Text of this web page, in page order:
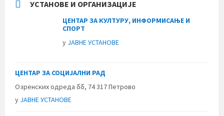
УСТАНОВЕ И ОРГАНИЗАЦИЈЕ
ЦЕНТАР ЗА КУЛТУРУ, ИНФОРМИСАЊЕ И
СПОРТ
у ЈАВНЕ УСТАНОВЕ
ЦЕНТАР ЗА СОЦИЈАЛНИ РАД
Озренских одреда бб, 74 317 Петрово
у ЈАВНЕ УСТАНОВЕ